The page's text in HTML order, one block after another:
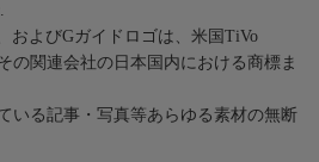
およびGガイドロゴは、米国TiVo
の関連会社の日本国内における商標ま
いる記事・写真等あらゆる素材の無断